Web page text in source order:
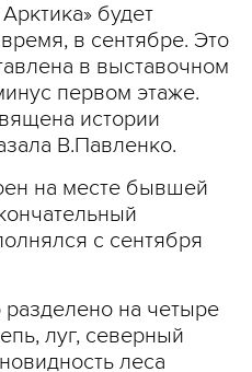
будет
в сентябре. Это
в выставочном
первом этаже.
истории
В.Павленко.
на месте бывшей
с сентября
разделено на четыре
луг, северный
леса